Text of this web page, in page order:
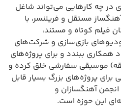
در چه کارهایی می‌تواند شاغل
مستقل و فریلنسر، با
فیلم کوتاه و مستند،
بازی‌سازی و شرکت‌های
همکاری ببندد و برای پروژه‌های
۳۰ ثانیه تا ۱۰ دقیقه) موسیقی سفارشی خلق کرده و
برای پروژه‌های بزرگ بسیار قابل
آهنگسازان و
این حوزه است.